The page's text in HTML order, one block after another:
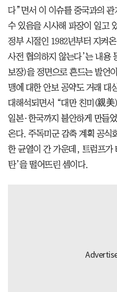
다”면서 이 이슈를 중국과의 관
수 있음을 시사해 파장이 일고
정부 시절인 1982년부터 지켜
사전 협의하지 않는다’는 내용
보장)을 정면으로 흔드는 발언
맹에 대한 안보 공약도 거래 대
대해석되면서 “대만 친미(親美
일본·한국까지 불안하게 만들
온다. 주독미군 감축 계획 공식
한 균열이 간 가운데, 트럼프가
탄’을 떨어뜨린 셈이다.